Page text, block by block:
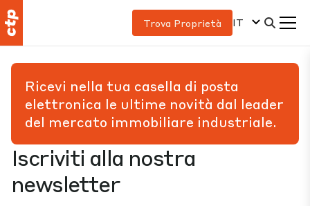
Trova Proprietà IT
Iscriviti alla nostra
newsletter
Ricevi nella tua casella di posta
elettronica le ultime novità dal leader
del mercato immobiliare industriale.